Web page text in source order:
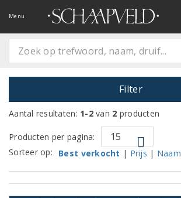
Menu
Filter
Aantal resultaten: 1-2van 2 producten
Producten per pagina:
Sorteer op:
Best verkocht | Prijs | Naam